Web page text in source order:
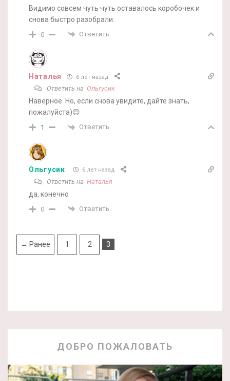
Видимо совсем чуть чуть оставалось коробочек и
снова быстро разобрали.
0 Ответить
Наталья 6 лет назад
Ответить на Ольгусик
Наверное. Но, если снова увидите, дайте знать,
пожалуйста)😊
1 Ответить
Ольгусик 6 лет назад
Ответить на Наталья
да, конечно
0 Ответить
← Ранее 1 2 3
ДОБРО ПОЖАЛОВАТЬ